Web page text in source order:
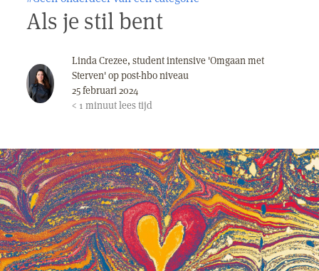
Als je stil bent
Linda Crezee, student intensive 'Omgaan met
Sterven' op post-hbo niveau
25 februari 2024
< 1 minuutlees tijd